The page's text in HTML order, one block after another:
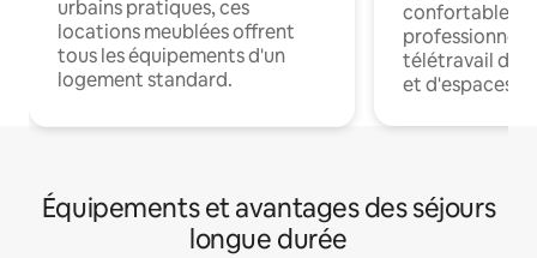
urbains pratiques, ces
locations meublées offrent
tous les équipements d'un
logement standard.
confortables
professionnels
télétravail
et d'espaces
Équipements et avantages des séjours
longue durée